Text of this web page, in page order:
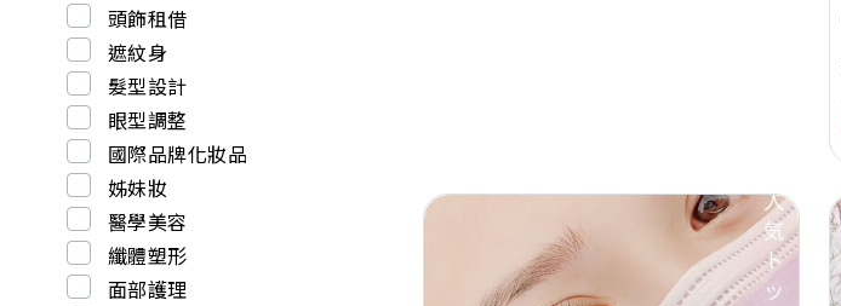
頭飾租借
遮紋身
髮型設計
眼型調整
國際品牌化妝品
姊妹妝
醫學美容
纖體塑形
面部護理